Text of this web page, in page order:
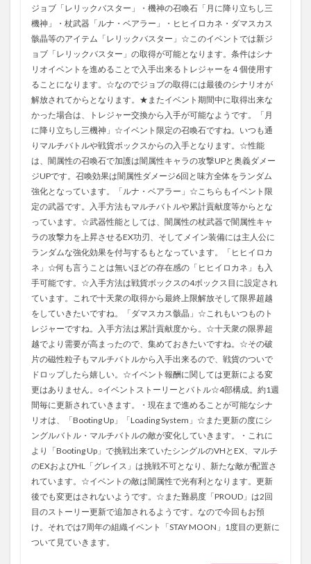
ジョブ「レリックバスター」・機神の召喚石「月に降り立ちし三
機神」・杖武器「ルナ・ベアラー」・ヒヒイロカネ・ダマスカス
骸晶等のアイテム「レリックバスター」☆このイベントでは新ジ
ョブ「レリックバスター」の取得が可能となります。条件はシナ
リオイベントを進めることで入手出来るトレジャーを４個使用す
ることになります。☆なのでジョブの取得には最後のシナリオが
解放されてからとなります。★またイベント期間中に取得出来な
かった場合は、トレジャー交換から入手が可能なようです。「月
に降り立ちし三機神」☆イベント限定の召喚石ですね。いつも通
りマルチバトルや戦貨ボックスからの入手となります。☆性能
は、闇属性の召喚石で加護は闇属性キャラの攻撃UPと奥義ダメー
ジUPです。召喚効果は闇属性ダメージ6回と味方全体をランダム
強化となっています。「ルナ・ベアラー」☆こちらもイベント限
定の武器です。入手方法もマルチバトルや累計貢献度等からとな
っています。☆武器性能としては、闇属性の杖武器で闇属性キャ
ラの攻撃力を上昇させるEX功刃、そしてメイン装備には主人公に
ランダムな強化効果を付与するもとなっています。「ヒヒイロカ
ネ」☆何も言うことは無いほどの存在感の「ヒヒイロカネ」も入
手可能です。☆入手方法は戦貨ボックスの4ボックス目に設定され
ています。これで十天衆の取得から最終上限解放そして限界超越
をしていきたいですね。「ダマスカス骸晶」☆これもいつものト
レジャーですね。入手方法は累計貢献度から。☆十天衆の限界超
越でより需要が高まったので、集めておきたいですね。☆その破
片の磁性粒子もマルチバトルから入手出来るので、戦貨のついで
ドロップしたら嬉しい。☆イベント報酬に関しては更新による変
更はありません。○イベントストーリーとバトル☆4部構成。約1週
間毎に更新されていきます。・現在まで進めることが可能なシナ
リオは、「Booting Up」「Loading System」☆また更新の度にシ
ングルバトル・マルチバトルの敵が変化していきます。・これに
より「Booting Up」で挑戦出来ていたシングルのVHとEX、マルチ
のEXおよびHL「グレイス」は挑戦不可となり、新たな敵が配置さ
れています。☆イベントの敵は闇属性で光有利となります。更新
後でも変更はされないようです。☆また難易度「PROUD」は2回
目のストーリー更新で追加されるようです。なので今回もお預
け。それでは7周年の組織イベント「STAY MOON」1度目の更新に
ついて見ていきます。